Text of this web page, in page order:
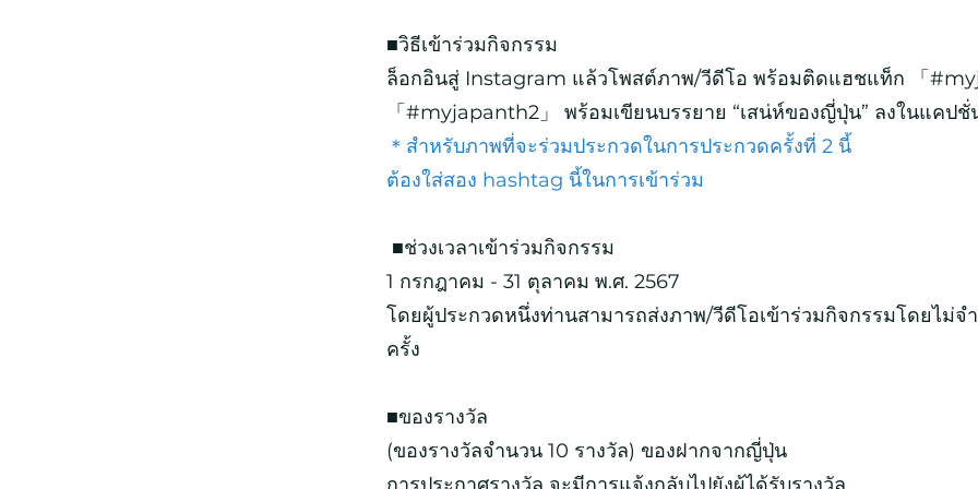
​■วิธีเข้าร่วมกิจกรรม
ล็อกอินสู่ Instagram แล้วโพสต์ภาพ/วีดีโอ พร้อมติดแฮชแท็ก 「
「#myjapanth2」 พร้อมเขียนบรรยาย “เสน่ห์ของญี่ปุ่น” ลงในแคปชั่
＊สำหรับภาพที่จะร่วมประกวดในการประกวดครั้งที่ 2 นี้
ต้องใส่สอง hashtag นี้ในการเข้าร่วม
■ช่วงเวลาเข้าร่วมกิจกรรม
1 กรกฎาคม - 31 ตุลาคม พ.ศ. 2567
โดยผู้ประกวดหนึ่งท่านสามารถส่งภาพ/วีดีโอเข้าร่วมกิจกรรมโดยไม่จ
ครั้ง
■ของรางวัล
(ของรางวัลจำนวน 10 รางวัล) ของฝากจากญี่ปุ่น